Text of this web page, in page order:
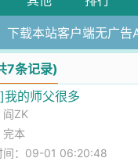
下载本站客户端无广告
7条记录)
我的师父很多
阎ZK
完本
间：09-01 06:20:48